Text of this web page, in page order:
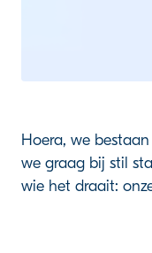
Hoera, we
we graag bij stil
wie het draait: